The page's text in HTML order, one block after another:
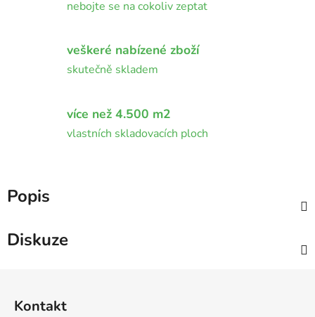
nebojte se na cokoliv zeptat
veškeré nabízené zboží
skutečně skladem
více než 4.500 m2
vlastních skladovacích ploch
Popis
Diskuze
Kontakt